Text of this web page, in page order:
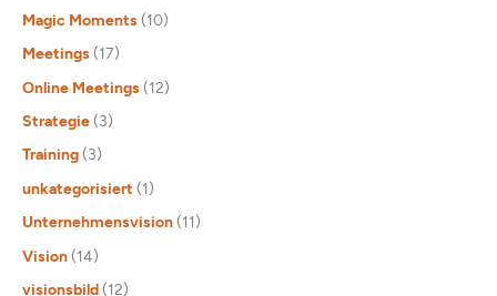
Magic Moments (10)
Meetings (17)
Online Meetings (12)
Strategie (3)
Training (3)
unkategorisiert (1)
Unternehmensvision (11)
Vision (14)
visionsbild (12)